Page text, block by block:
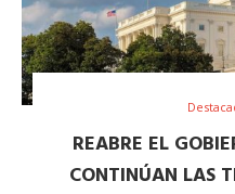
REABRE EL
CONTINÚAN LAS